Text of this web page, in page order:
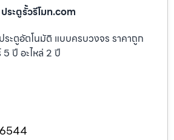
ประตูรั้วรีโมท.com
ะตูอัตโนมัติ แบบครบวงจร ราคาถูก
ปี อะไหล่ 2 ปี